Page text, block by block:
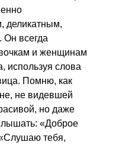
деликатным,
Он всегда
и женщинам
используя слова
Помню, как
не видевшей
но даже
«Доброе
тебя,